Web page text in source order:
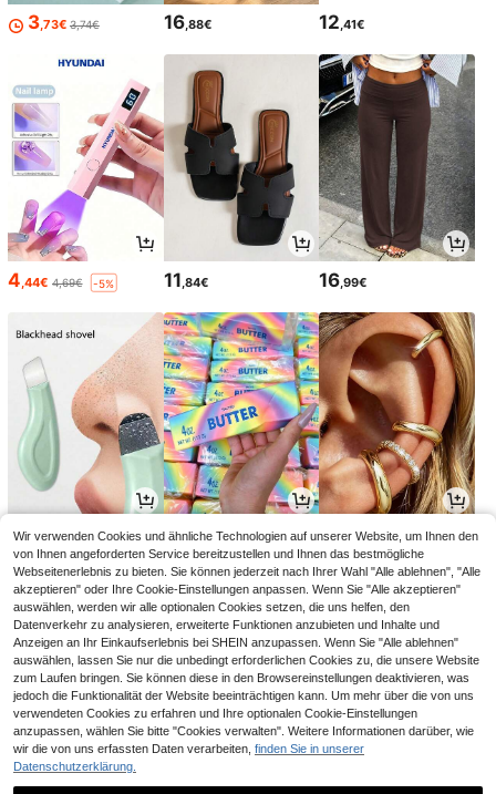
3,73€ 3,74€ 16,88€ 12,41€
4 ,44€ 4,69€ -5% 11 ,84€ 16 ,99€
2,88€ 4,28€ 4,81€
Wir verwenden Cookies und ähnliche Technologien auf unserer Website, um Ihnen den
von Ihnen angeforderten Service bereitzustellen und Ihnen das bestmögliche
Webseitenerlebnis zu bieten. Sie können jederzeit nach Ihrer Wahl "Alle ablehnen", "Alle
akzeptieren" oder Ihre Cookie-Einstellungen anpassen. Wenn Sie "Alle akzeptieren"
auswählen, werden wir alle optionalen Cookies setzen, die uns helfen, den
Datenverkehr zu analysieren, erweiterte Funktionen anzubieten und Inhalte und
Anzeigen an Ihr Einkaufserlebnis bei SHEIN anzupassen. Wenn Sie "Alle ablehnen"
auswählen, lassen Sie nur die unbedingt erforderlichen Cookies zu, die unsere Website
zum Laufen bringen. Sie können diese in den Browsereinstellungen deaktivieren, was
jedoch die Funktionalität der Website beeinträchtigen kann. Um mehr über die von uns
verwendeten Cookies zu erfahren und Ihre optionalen Cookie-Einstellungen
anzupassen, wählen Sie bitte "Cookies verwalten". Weitere Informationen darüber, wie
wir die von uns erfassten Daten verarbeiten, finden Sie in unserer
Datenschutzerklärung.